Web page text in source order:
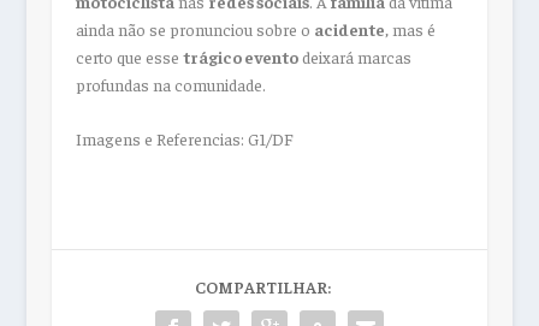
ainda não se pronunciou sobre o acidente, mas é
certo que esse trágico eventodeixará marcas
profundas na comunidade.
Imagens e Referencias: G1/DF
COMPARTILHAR: